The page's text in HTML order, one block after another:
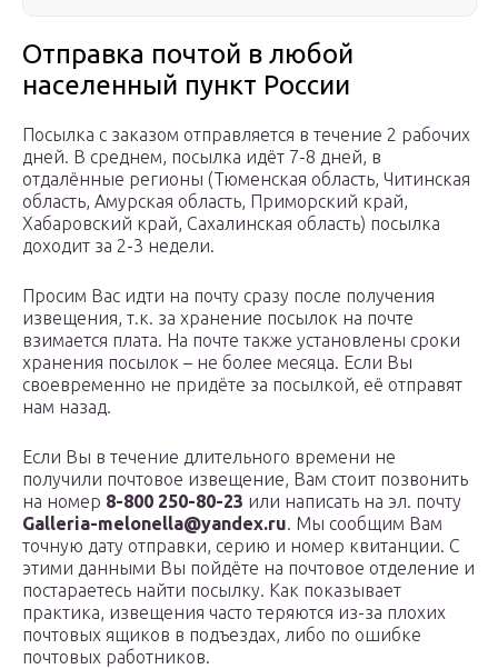
Отправка почтой в любой
населенный пункт России
Посылка с заказом отправляется в течение 2 рабочих
дней. В среднем, посылка идёт 7-8 дней, в
отдалённые регионы (Тюменская область, Читинская
область, Амурская область, Приморский край,
Хабаровский край, Сахалинская область) посылка
доходит за 2-3 недели.
Просим Вас идти на почту сразу после получения
извещения, т.к. за хранение посылок на почте
взимается плата. На почте также установлены сроки
хранения посылок – не более месяца. Если Вы
своевременно не придёте за посылкой, её отправят
нам назад.
Если Вы в течение длительного времени не
получили почтовое извещение, Вам стоит позвонить
на номер 8-800 250-80-23 или написать на эл. почту
Galleria-melonella@yandex.ru. Мы сообщим Вам
точную дату отправки, серию и номер квитанции. С
этими данными Вы пойдёте на почтовое отделение и
постараетесь найти посылку. Как показывает
практика, извещения часто теряются из-за плохих
почтовых ящиков в подъездах, либо по ошибке
почтовых работников.